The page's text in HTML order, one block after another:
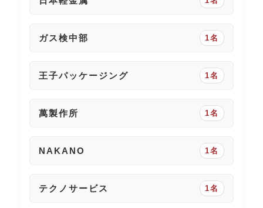
ガス検中部 1名
王子パッケージング 1名
萬製作所 1名
NAKANO 1名
テクノサービス 1名